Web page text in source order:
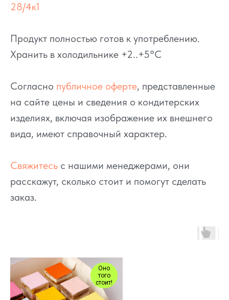
28/4к1
Продукт полностью готов к употреблению.
Хранить в холодильнике +2..+5°C
Согласно публичное оферте, представленные
на сайте цены и сведения о кондитерских
изделиях, включая изображение их внешнего
вида, имеют справочный характер.
Свяжитесь с нашими менеджерами, они
расскажут, сколько стоит и помогут сделать
заказ.
Оно
того
стоит!